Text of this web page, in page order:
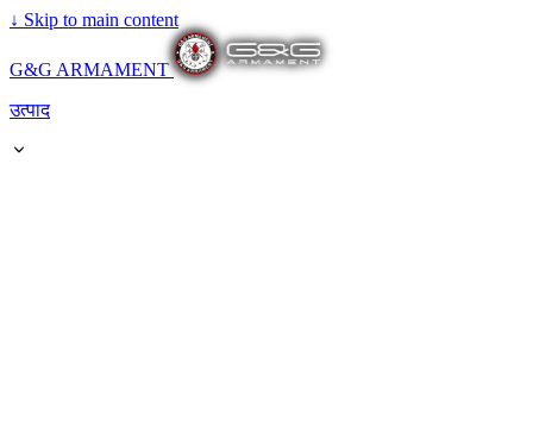
↓ Skip to main content
G&G ARMAMENT
उत्पाद